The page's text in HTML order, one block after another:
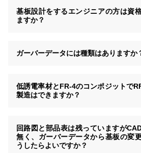
基板設計をするエンジニアの方は資
ますか？
ガーバーデータには種類はありますか
低誘電率材とFR-4のコンポジットで
製造はできますか？
回路図と部品表は残っていますが
無く、ガーバーデータから基板の変
うしたらよいですか？